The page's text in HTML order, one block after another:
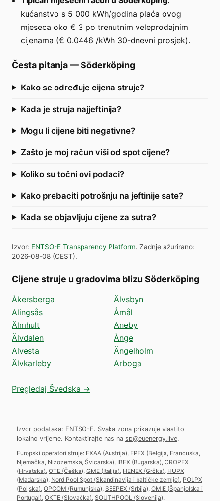
kućanstvo s 5 000 kWh/godina plaća ovog
mjeseca oko € 3 po trenutnim veleprodajnim
cijenama (€ 0.0446 /kWh 30-dnevni prosjek).
Česta pitanja—Söderköping
Kako se određuje cijena struje?
Kada je struja najjeftinija?
Mogu li cijene biti negativne?
Zašto je moj račun viši od spot cijene?
Koliko su točni ovi podaci?
Kako prebaciti potrošnju na jeftinije sate?
Kada se objavljuju cijene za sutra?
Izvor: ENTSO-E Transparency Platform. Zadnje ažurirano:
2026-08-08 (CEST).
Cijene struje u gradovima blizu Söderköping
Åkersberga
Alingsås
Älmhult
Älvdalen
Alvesta
Älvkarleby
Älvsbyn
Åmål
Aneby
Ånge
Ängelholm
Arboga
Pregledaj Švedska →
Izvor podataka: ENTSO-E. Svaka zona prikazuje vlastito
lokalno vrijeme. Kontaktirajte nas na sp@euenergy.live.
Europski operatori struje: EXAA (Austrija) EPEX (Belgija, Francuska,
Njemačka, Nizozemska, Švicarska) IBEX (Bugarska) CROPEX
(Hrvatska) OTE (Češka) GME (Italija) HENEX (Grčka) HUPX
(Mađarska) Nord Pool Spot (Skandinavija i baltičke zemlje) POLPX
(Poljska) OPCOM (Rumunjska) SEEPEX (Srbija) OMIE (Španjolska i
Portugal) OKTE (Slovačka) SOUTHPOOL (Slovenija).